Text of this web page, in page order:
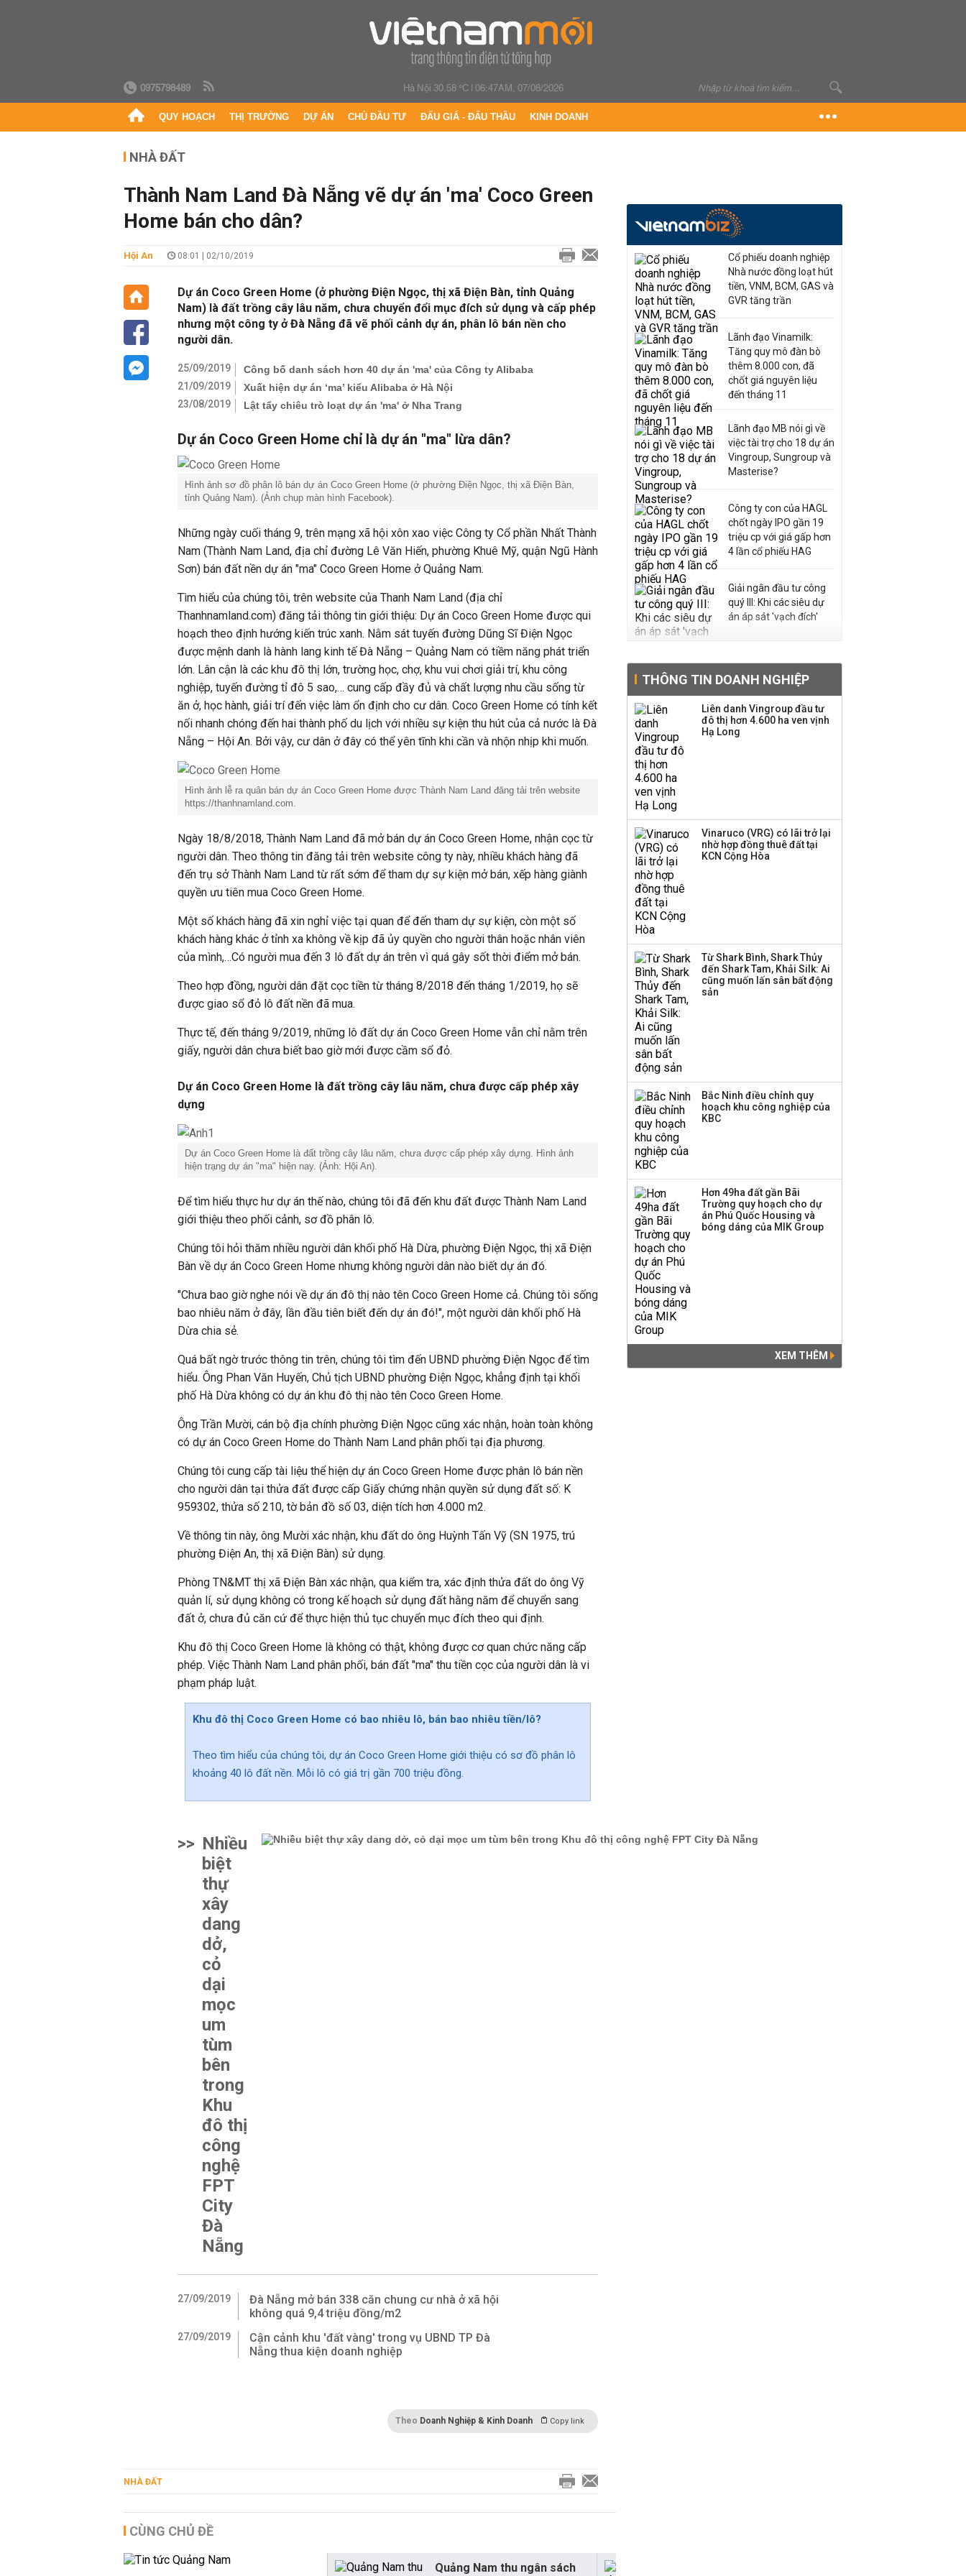
0975798489 Hà Nội 30.58 °C|06:47AM, 07/08/2026
QUY HOẠCH THỊ TRƯỜNG DỰ ÁN CHỦ ĐẦU TƯ ĐẤU GIÁ - ĐẤU THẦU KINH DOANH
NHÀ ĐẤT
Thành Nam Land Đà Nẵng vẽ dự án 'ma' Coco Green
Home bán cho dân?
Hội An 08:01 | 02/10/2019
Dự án Coco Green Home (ở phường Điện Ngọc, thị xã Điện Bàn, tỉnh Quảng
Nam) là đất trồng cây lâu năm, chưa chuyển đổi mục đích sử dụng và cấp phép
nhưng một công ty ở Đà Nẵng đã vẽ phối cảnh dự án, phân lô bán nền cho
người dân.
25/09/2019
Công bố danh sách hơn 40 dự án 'ma' của Công ty Alibaba
21/09/2019
Xuất hiện dự án ‘ma’ kiểu Alibaba ở Hà Nội
23/08/2019
Lật tẩy chiêu trò loạt dự án 'ma' ở Nha Trang
Dự án Coco Green Home chỉ là dự án "ma" lừa dân?
Hình ảnh sơ đồ phân lô bán dự án Coco Green Home (ở phường Điện Ngọc, thị xã Điện Bàn,
tỉnh Quảng Nam). (Ảnh chụp màn hình Facebook).
Những ngày cuối tháng 9, trên mạng xã hội xôn xao việc Công ty Cổ phần Nhất Thành
Nam (Thành Nam Land, địa chỉ đường Lê Văn Hiến, phường Khuê Mỹ, quận Ngũ Hành
Sơn) bán đất nền dự án "ma" Coco Green Home ở Quảng Nam.
Tìm hiểu của chúng tôi, trên website của Thanh Nam Land (địa chỉ
Thanhnamland.com) đăng tải thông tin giới thiệu: Dự án Coco Green Home được qui
hoạch theo định hướng kiến trúc xanh. Nằm sát tuyến đường Dũng Sĩ Điện Ngọc
được mệnh danh là hành lang kinh tế Đà Nẵng – Quảng Nam có tiềm năng phát triển
lớn. Lân cận là các khu đô thị lớn, trường học, chợ, khu vui chơi giải trí, khu công
nghiệp, tuyến đường tỉ đô 5 sao,… cung cấp đầy đủ và chất lượng nhu cầu sống từ
ăn ở, học hành, giải trí đến việc làm ổn định cho cư dân. Coco Green Home có tính kết
nối nhanh chóng đến hai thành phố du lịch với nhiều sự kiện thu hút của cả nước là Đà
Nẵng – Hội An. Bởi vậy, cư dân ở đây có thể yên tĩnh khi cần và nhộn nhịp khi muốn.
Hình ảnh lễ ra quân bán dự án Coco Green Home được Thành Nam Land đăng tải trên website
https://thanhnamland.com.
Ngày 18/8/2018, Thành Nam Land đã mở bán dự án Coco Green Home, nhận cọc từ
người dân. Theo thông tin đăng tải trên website công ty này, nhiều khách hàng đã
đến trụ sở Thành Nam Land từ rất sớm để tham dự sự kiện mở bán, xếp hàng giành
quyền ưu tiên mua Coco Green Home.
Một số khách hàng đã xin nghỉ việc tại quan để đến tham dự sự kiện, còn một số
khách hàng khác ở tỉnh xa không về kịp đã ủy quyền cho người thân hoặc nhân viên
của mình,…Có người mua đến 3 lô đất dự án trên vì quá gây sốt thời điểm mở bán.
Theo hợp đồng, người dân đặt cọc tiền từ tháng 8/2018 đến tháng 1/2019, họ sẽ
được giao sổ đỏ lô đất nền đã mua.
Thực tế, đến tháng 9/2019, những lô đất dự án Coco Green Home vẫn chỉ nằm trên
giấy, người dân chưa biết bao giờ mới được cầm sổ đỏ.
Dự án Coco Green Home là đất trồng cây lâu năm, chưa được cấp phép xây
dựng
Dự án Coco Green Home là đất trồng cây lâu năm, chưa được cấp phép xây dựng. Hình ảnh
hiện trạng dự án "ma" hiện nay. (Ảnh: Hội An).
Để tìm hiểu thực hư dự án thế nào, chúng tôi đã đến khu đất được Thành Nam Land
giới thiệu theo phối cảnh, sơ đồ phân lô.
Chúng tôi hỏi thăm nhiều người dân khối phố Hà Dừa, phường Điện Ngọc, thị xã Điện
Bàn về dự án Coco Green Home nhưng không người dân nào biết dự án đó.
"Chưa bao giờ nghe nói về dự án đô thị nào tên Coco Green Home cả. Chúng tôi sống
bao nhiêu năm ở đây, lần đầu tiên biết đến dự án đó!", một người dân khối phố Hà
Dừa chia sẻ.
Quá bất ngờ trước thông tin trên, chúng tôi tìm đến UBND phường Điện Ngọc để tìm
hiểu. Ông Phan Văn Huyến, Chủ tịch UBND phường Điện Ngọc, khẳng định tại khối
phố Hà Dừa không có dự án khu đô thị nào tên Coco Green Home.
Ông Trần Mười, cán bộ địa chính phường Điện Ngọc cũng xác nhận, hoàn toàn không
có dự án Coco Green Home do Thành Nam Land phân phối tại địa phương.
Chúng tôi cung cấp tài liệu thể hiện dự án Coco Green Home được phân lô bán nền
cho người dân tại thửa đất được cấp Giấy chứng nhận quyền sử dụng đất số: K
959302, thửa số 210, tờ bản đồ số 03, diện tích hơn 4.000 m2.
Về thông tin này, ông Mười xác nhận, khu đất do ông Huỳnh Tấn Vỹ (SN 1975, trú
phường Điện An, thị xã Điện Bàn) sử dụng.
Phòng TN&MT thị xã Điện Bàn xác nhận, qua kiểm tra, xác định thửa đất do ông Vỹ
quản lí, sử dụng không có trong kế hoạch sử dụng đất hằng năm để chuyển sang
đất ở, chưa đủ căn cứ để thực hiện thủ tục chuyển mục đích theo qui định.
Khu đô thị Coco Green Home là không có thật, không được cơ quan chức năng cấp
phép. Việc Thành Nam Land phân phối, bán đất "ma" thu tiền cọc của người dân là vi
phạm pháp luật.
Khu đô thị Coco Green Home có bao nhiêu lô, bán bao nhiêu tiền/lô?
Theo tìm hiểu của chúng tôi, dự án Coco Green Home giới thiệu có sơ đồ phân lô
khoảng 40 lô đất nền. Mỗi lô có giá trị gần 700 triệu đồng.
>> Nhiều
biệt
thự
xây
dang
dở,
cỏ
dại
mọc
um
tùm
bên
trong
Khu
đô thị
công
nghệ
FPT
City
Đà
Nẵng
27/09/2019
Đà Nẵng mở bán 338 căn chung cư nhà ở xã hội
không quá 9,4 triệu đồng/m2
27/09/2019
Cận cảnh khu 'đất vàng' trong vụ UBND TP Đà
Nẵng thua kiện doanh nghiệp
Theo Doanh Nghiệp & Kinh Doanh Copy link
NHÀ ĐẤT
CÙNG CHỦ ĐỀ
Quảng Nam thu ngân sách
Cổ phiếu doanh nghiệp
Nhà nước đồng loạt hút
tiền, VNM, BCM, GAS và
GVR tăng trần
Lãnh đạo Vinamilk:
Tăng quy mô đàn bò
thêm 8.000 con, đã
chốt giá nguyên liệu
đến tháng 11
Lãnh đạo MB nói gì về
việc tài trợ cho 18 dự án
Vingroup, Sungroup và
Masterise?
Công ty con của HAGL
chốt ngày IPO gần 19
triệu cp với giá gấp hơn
4 lần cổ phiếu HAG
Giải ngân đầu tư công
quý III: Khi các siêu dự
án áp sát 'vạch đích'
triển quỹ hưu trí: Từ tiết
kiệm gia đình thành
nguồn cấp vốn dài hạn
và kinh nghiệm từ
Malaysia
Iran xem xét cấm tàu
VPBankS xin từ nhiệm
THÔNG TIN DOANH NGHIỆP
Liên danh Vingroup đầu tư
đô thị hơn 4.600 ha ven vịnh
Hạ Long
Vinaruco (VRG) có lãi trở lại
nhờ hợp đồng thuê đất tại
KCN Cộng Hòa
Từ Shark Bình, Shark Thủy
đến Shark Tam, Khải Silk: Ai
cũng muốn lấn sân bất động
sản
Bắc Ninh điều chỉnh quy
hoạch khu công nghiệp của
KBC
Hơn 49ha đất gần Bãi
Trường quy hoạch cho dự
án Phú Quốc Housing và
bóng dáng của MIK Group
XEM THÊM